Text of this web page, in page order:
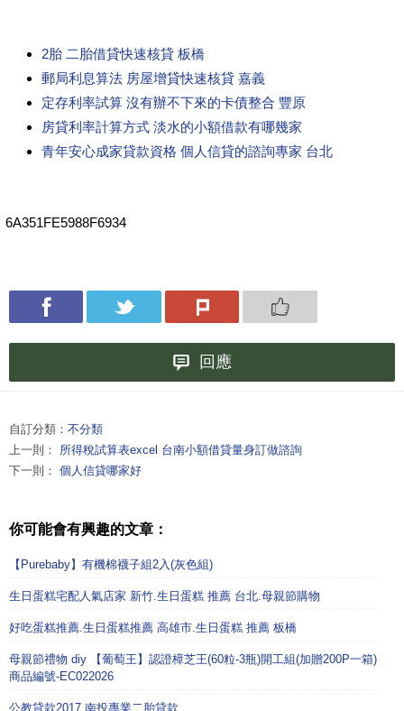
2胎 二胎借貸快速核貸 板橋
郵局利息算法 房屋增貸快速核貸 嘉義
定存利率試算 沒有辦不下來的卡債整合 豐原
房貸利率計算方式 淡水的小額借款有哪幾家
青年安心成家貸款資格 個人信貸的諮詢專家 台北
6A351FE5988F6934
回應
自訂分類： 不分類
上一則： 所得稅試算表excel 台南小額借貸量身訂做諮詢
下一則： 個人信貸哪家好
你可能會有興趣的文章：
【Purebaby】有機棉襪子組2入(灰色組)
生日蛋糕宅配人氣店家 新竹.生日蛋糕 推薦 台北.母親節購物
好吃蛋糕推薦.生日蛋糕推薦 高雄市.生日蛋糕 推薦 板橋
母親節禮物 diy 【葡萄王】認證樟芝王(60粒-3瓶)開工組(加贈200P一箱)
商品編號-EC022026
公教貸款2017 南投專業二胎貸款